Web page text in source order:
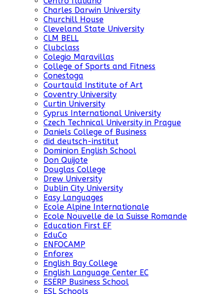
Charles Darwin University
Churchill House
Cleveland State University
CLM BELL
Clubclass
Colegio Maravillas
College of Sports and Fitness
Conestoga
Courtauld Institute of Art
Coventry University
Curtin University
Cyprus International University
Czech Technical University in Prague
Daniels College of Business
did deutsch-institut
Dominion English School
Don Quijote
Douglas College
Drew University
Dublin City University
Easy Languages
Ecole Alpine Internationale
Ecole Nouvelle de la Suisse Romande
Education First EF
EduCo
ENFOCAMP
Enforex
English Bay College
English Language Center EC
ESERP Business School
ESL Schools